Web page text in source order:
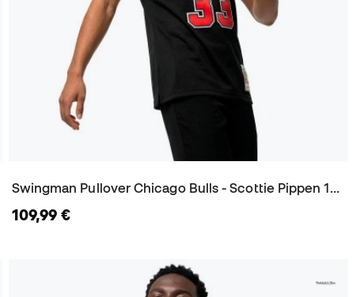
Swingman Pullover Chicago Bulls - Scottie Pippen 1997-98 Trikot
109,99 €